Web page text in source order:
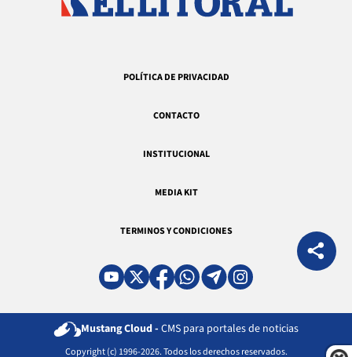
POLÍTICA DE PRIVACIDAD
CONTACTO
INSTITUCIONAL
MEDIA KIT
TERMINOS Y CONDICIONES
Mustang Cloud - CMS para portales de noticias
Copyright (c) 1996-2026. Todos los derechos reservados.